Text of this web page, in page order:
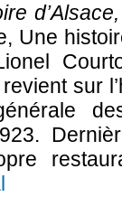
Une
sur